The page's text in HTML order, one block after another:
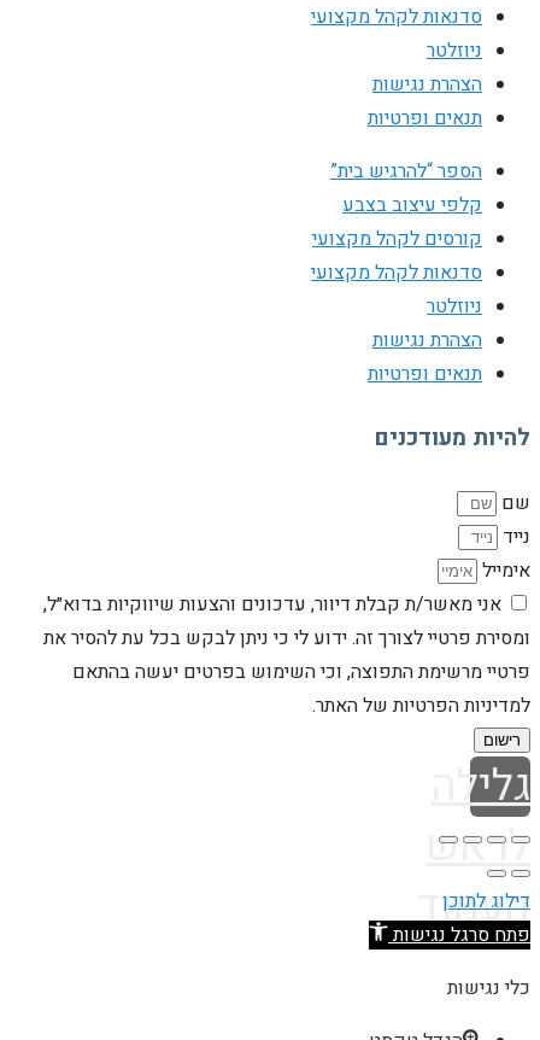
סדנאות לקהל מקצועי
ניוזלטר
הצהרת נגישות
תנאים ופרטיות
הספר “להרגיש בית”
קלפי עיצוב בצבע
קורסים לקהל מקצועי
סדנאות לקהל מקצועי
ניוזלטר
הצהרת נגישות
תנאים ופרטיות
להיות מעודכנים
שם
נייד
אימייל
אני מאשר/ת קבלת דיוור, עדכונים והצעות שיווקיות בדוא״ל,
ומסירת פרטיי לצורך זה. ידוע לי כי ניתן לבקש בכל עת להסיר את
פרטיי מרשימת התפוצה, וכי השימוש בפרטים יעשה בהתאם
למדיניות הפרטיות של האתר.
רישום
גלילה
לראש
העמוד
דילוג לתוכן
פתח סרגל נגישות
כלי נגישות